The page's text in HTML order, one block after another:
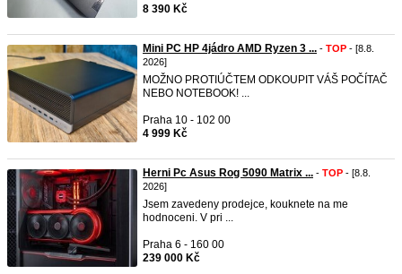
8 390 Kč
Mini PC HP 4jádro AMD Ryzen 3 ... - TOP - [8.8.
2026]
MOŽNO PROTIÚČTEM ODKOUPIT VÁŠ POČÍTAČ
NEBO NOTEBOOK! ...
Praha 10 - 102 00
4 999 Kč
Herni Pc Asus Rog 5090 Matrix ... - TOP - [8.8.
2026]
Jsem zavedeny prodejce, kouknete na me
hodnoceni. V pri ...
Praha 6 - 160 00
239 000 Kč